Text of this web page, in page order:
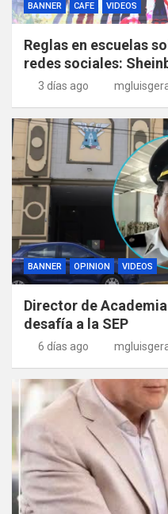
BANNER CAFE VIDEOS
Reglas en escuelas
redes sociales:
3 días ago
BANNER OPINION VIDEOS
Director de
desafía a la SEP
6 días ago